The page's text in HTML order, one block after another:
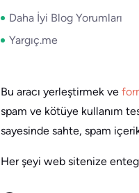
Daha İyi Blog Yorumları
Yargıç.me
Bu aracı yerleştirmek ve
spam ve kötüye kullanım
sayesinde sahte, spam
Her şeyi web sitenize